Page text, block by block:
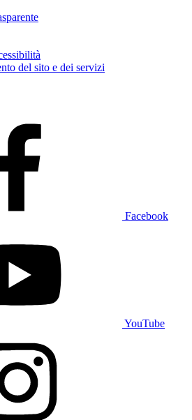
del sito e dei servizi
Facebook
YouTube